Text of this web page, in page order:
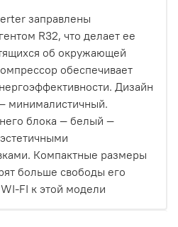
заправлены
R32, что делает ее
об окружающей
обеспечивает
Дизайн
минималистичный.
блока — белый —
Компактные размеры
больше свободы его
FI к этой модели